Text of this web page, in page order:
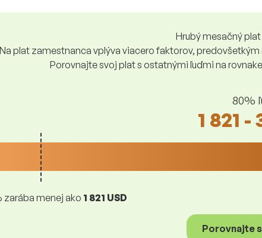
Hrubý mesačný
Na plat zamestnanca vplýva viacero faktorov,
Porovnajte svoj plat s ostatnými ľuďmi na
80%
1 821 -
zarába menej ako 1 821 USD
Porovnajte